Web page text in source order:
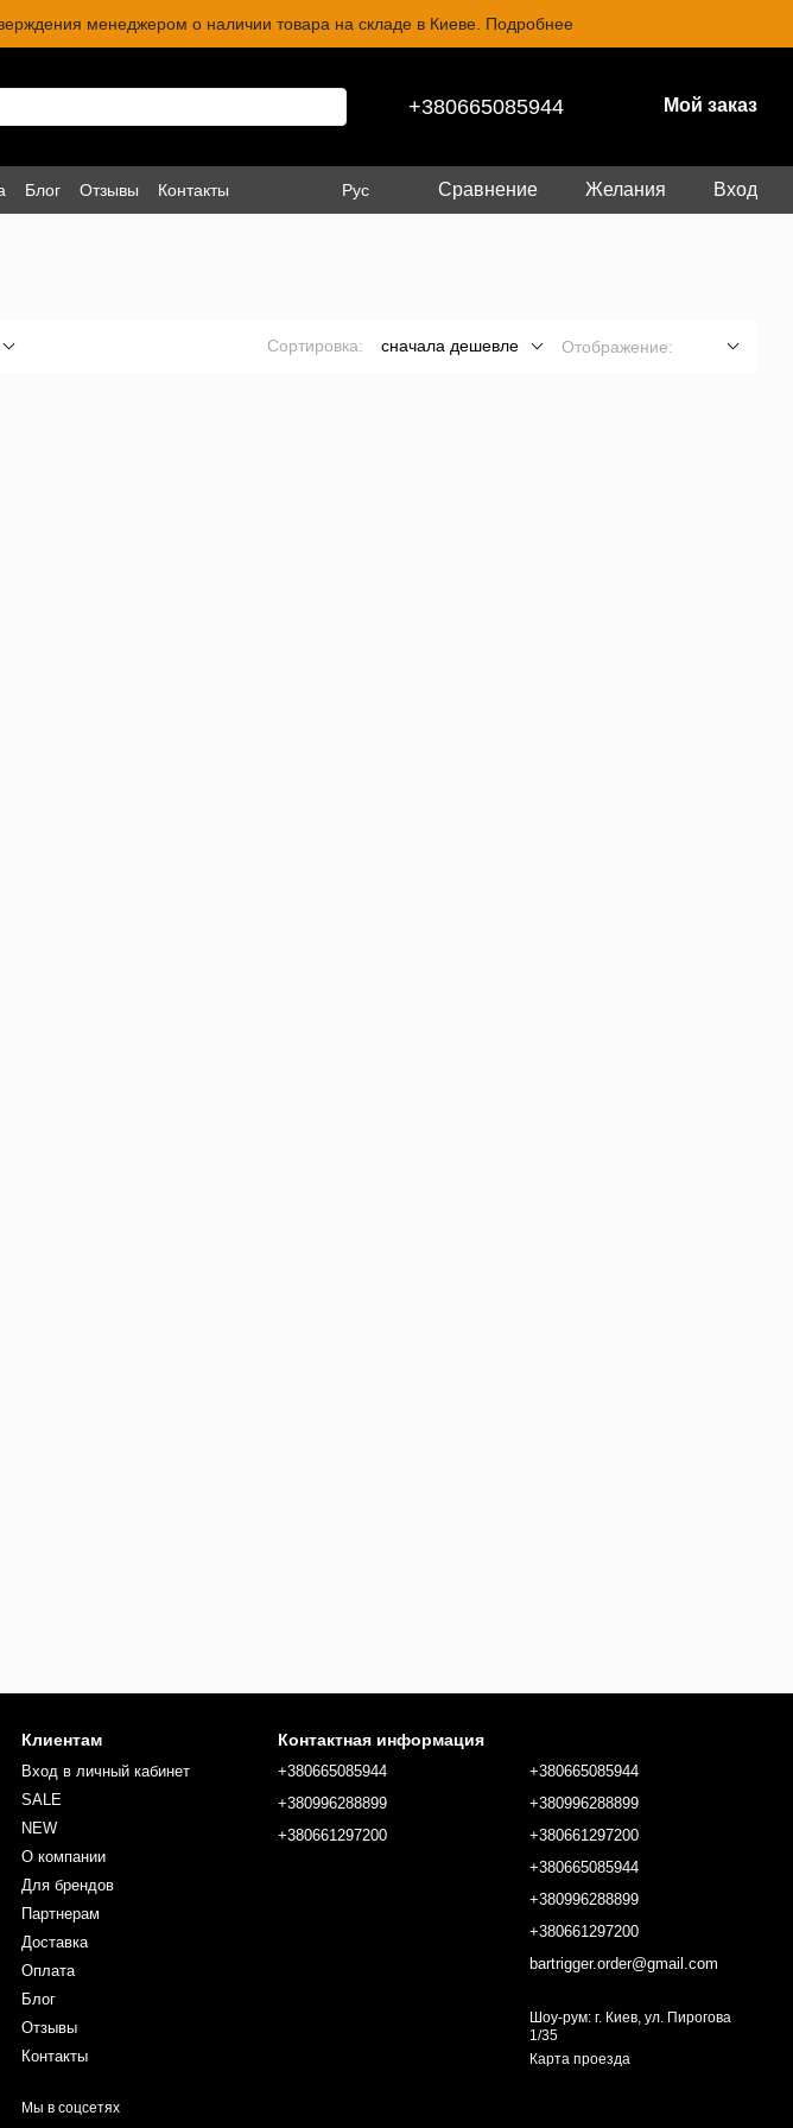
менеджером о наличии товара на складе в Киеве. Подробнее
+380665085944 Мой заказ
Блог Отзывы Контакты Рус Сравнение Желания Вход
Сортировка: сначала дешевле Отображение:
Клиентам
Вход в личный кабинет
SALE
NEW
О компании
Для брендов
Партнерам
Доставка
Оплата
Блог
Отзывы
Контакты
Мы в соцсетях
Контактная информация
+380665085944
+380996288899
+380661297200
+380665085944
+380996288899
+380661297200
+380665085944
+380996288899
+380661297200
bartrigger.order@gmail.com
Шоу-рум: г. Киев, ул. Пирогова
1/35
Карта проезда